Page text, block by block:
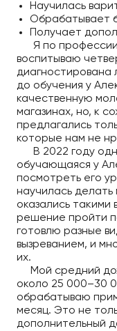
Научилась
Обрабатывает
Получает
Я по профессии
воспитываю
диагностирована
до обучения у
качественную
магазинах, но, к
предлагались
которые нам не
В 2022 году
обучающаяся у
посмотреть его
научилась делать
оказались такими
решение пройти
готовлю разные
вызреванием, и
их.
Мой средний
около 25 000–30
обрабатываю
месяц. Это не
дополнительный